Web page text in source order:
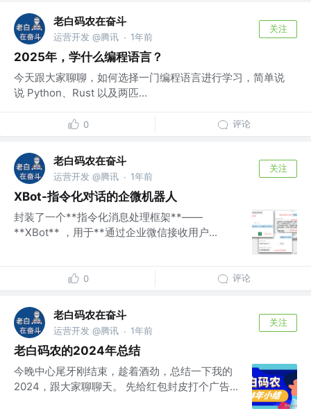
老白码农在奋斗
运营开发 @腾讯 · 1年前
关注
2025年，学什么编程语言？
今天跟大家聊聊，如何选择一门编程语言进行学习，简单说
说 Python、Rust 以及两匹...
0 评论
老白码农在奋斗
运营开发 @腾讯 · 1年前
关注
XBot-指令化对话的企微机器人
封装了一个**指令化消息处理框架**——
**XBot** ，用于**通过企业微信接收用户...
0 评论
老白码农在奋斗
运营开发 @腾讯 · 1年前
关注
老白码农的2024年总结
今晚中心尾牙刚结束，趁着酒劲，总结一下我的
2024，跟大家聊聊天。 先给红包封皮打个广告...